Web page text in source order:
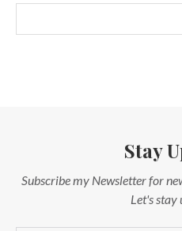
Stay
Subscribe my Newsletter for
Let's stay